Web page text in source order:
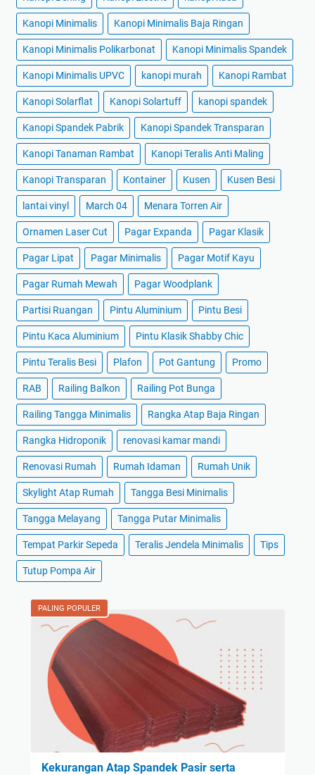
Kanopi Minimalis Kanopi Minimalis Baja Ringan
Kanopi Minimalis Polikarbonat Kanopi Minimalis Spandek
Kanopi Minimalis UPVC kanopi murah Kanopi Rambat
Kanopi Solarflat Kanopi Solartuff kanopi spandek
Kanopi Spandek Pabrik Kanopi Spandek Transparan
Kanopi Tanaman Rambat Kanopi Teralis Anti Maling
Kanopi Transparan Kontainer Kusen Kusen Besi
lantai vinyl March 04 Menara Torren Air
Ornamen Laser Cut Pagar Expanda Pagar Klasik
Pagar Lipat Pagar Minimalis Pagar Motif Kayu
Pagar Rumah Mewah Pagar Woodplank
Partisi Ruangan Pintu Aluminium Pintu Besi
Pintu Kaca Aluminium Pintu Klasik Shabby Chic
Pintu Teralis Besi Plafon Pot Gantung Promo
RAB Railing Balkon Railing Pot Bunga
Railing Tangga Minimalis Rangka Atap Baja Ringan
Rangka Hidroponik renovasi kamar mandi
Renovasi Rumah Rumah Idaman Rumah Unik
Skylight Atap Rumah Tangga Besi Minimalis
Tangga Melayang Tangga Putar Minimalis
Tempat Parkir Sepeda Teralis Jendela Minimalis Tips
Tutup Pompa Air
PALING POPULER
Kekurangan Atap Spandek Pasir serta